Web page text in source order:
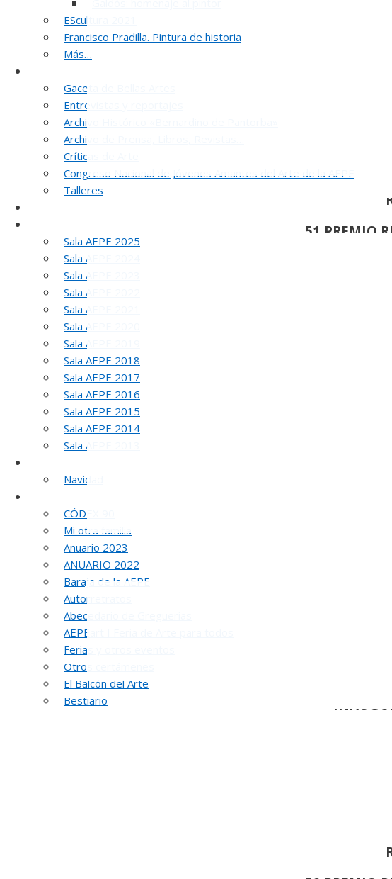
EScultura 2021
Francisco Pradilla. Pintura de historia
Más…
Gaceta de Bellas Artes
Entrevistas y reportajes
Archivo Histórico «Bernardino de Pantorba»
Archivo de Prensa, Libros, Revistas…
Críticas de Arte
Congreso Nacional de Jóvenes Amantes del Arte de la AEPE
Talleres
Sala AEPE 2025
Sala AEPE 2024
Sala AEPE 2023
Sala AEPE 2022
Sala AEPE 2021
Sala AEPE 2020
Sala AEPE 2019
Sala AEPE 2018
Sala AEPE 2017
Sala AEPE 2016
Sala AEPE 2015
Sala AEPE 2014
Sala AEPE 2013
Navidad
CÓDEX 90
Mi otra familia
Anuario 2023
ANUARIO 2022
Baraja de la AEPE
Autorretratos
Abecedario de Greguerías
AEPEart I Feria de Arte para todos
Ferias y otros eventos
Otros certámenes
El Balcón del Arte
Bestiario
51 PREMIO